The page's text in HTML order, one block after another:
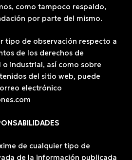
como tampoco respaldo,
por parte del mismo.
tipo de observación respecto a
de los derechos de
industrial, así como sobre
del sitio web, puede
electrónico
de cualquier tipo de
de la información publicada